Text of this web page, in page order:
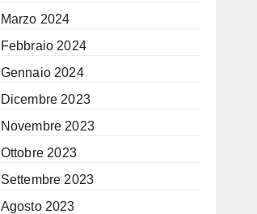
Marzo 2024
Febbraio 2024
Gennaio 2024
Dicembre 2023
Novembre 2023
Ottobre 2023
Settembre 2023
Agosto 2023